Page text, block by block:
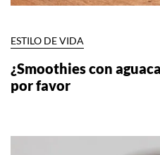
ESTILO DE VIDA
¿Smoothies con
por favor